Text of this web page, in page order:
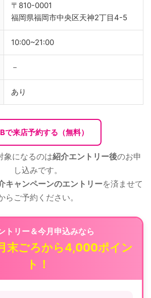
〒810-0001
福岡県福岡市中央区天神2丁目4-5
10:00~21:00
－
あり
で来店予約する（無料）
象になるのは紹介エントリー後のお申
し込みです。
キャンペーンのエントリーを済ませて
らご予約ください。
トリー＆今月申込みなら
末ごろから4,000ポイン
ト！